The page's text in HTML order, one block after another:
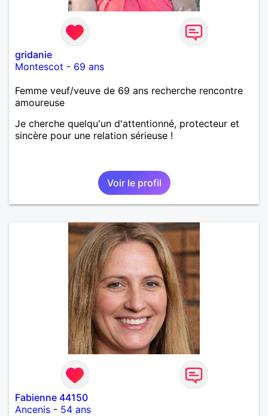
gridanie
Montescot - 69 ans
Femme veuf/veuve de 69 ans recherche rencontre
amoureuse
Je cherche quelqu'un d'attentionné, protecteur et
sincère pour une relation sérieuse !
Voir le profil
Fabienne 44150
Ancenis - 54 ans